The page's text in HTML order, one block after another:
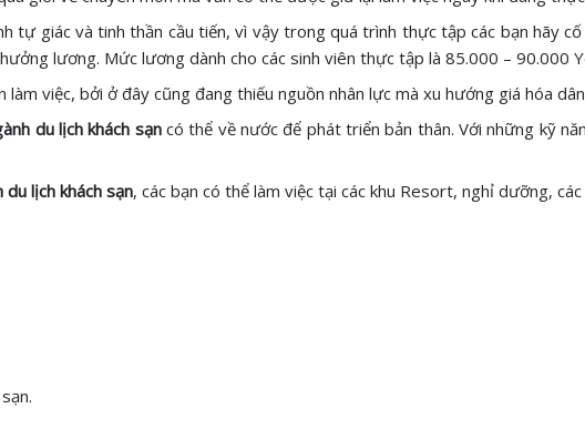
giác và tinh thần cầu tiến, vì vậy trong quá trình thực tập các bạn hãy
lương. Mức lương dành cho các sinh viên thực tập là 85.000 – 90.000
việc, bởi ở đây cũng đang thiếu nguồn nhân lực mà xu hướng giá hóa
du lịch khách sạncó thể về nước để phát triển bản thân. Với những kỹ
lịch khách sạn, các bạn có thể làm việc tại các khu Resort, nghỉ dưỡng,